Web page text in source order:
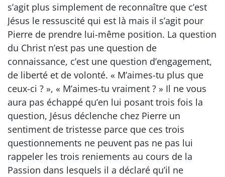
s’agit plus simplement de reconnaître que c’est
Jésus le ressuscité qui est là mais il s’agit pour
Pierre de prendre lui-même position. La question
du Christ n’est pas une question de
connaissance, c’est une question d’engagement,
de liberté et de volonté. « M’aimes-tu plus que
ceux-ci ? », « M’aimes-tu vraiment ? » Il ne vous
aura pas échappé qu’en lui posant trois fois la
question, Jésus déclenche chez Pierre un
sentiment de tristesse parce que ces trois
questionnements ne peuvent pas ne pas lui
rappeler les trois reniements au cours de la
Passion dans lesquels il a déclaré qu’il ne